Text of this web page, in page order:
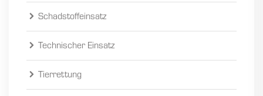
Schadstoffeinsatz
Technischer Einsatz
Tierrettung